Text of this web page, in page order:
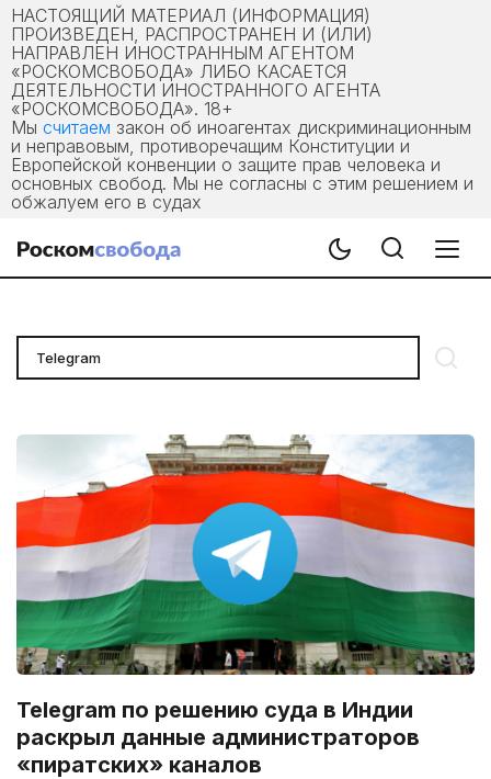
НАСТОЯЩИЙ МАТЕРИАЛ (ИНФОРМАЦИЯ)
ПРОИЗВЕДЕН, РАСПРОСТРАНЕН И (ИЛИ)
НАПРАВЛЕН ИНОСТРАННЫМ АГЕНТОМ
«РОСКОМСВОБОДА» ЛИБО КАСАЕТСЯ
ДЕЯТЕЛЬНОСТИ ИНОСТРАННОГО АГЕНТА
«РОСКОМСВОБОДА». 18+
Мы считаем закон об иноагентах дискриминационным
и неправовым, противоречащим Конституции и
Европейской конвенции о защите прав человека и
основных свобод. Мы не согласны с этим решением и
обжалуем его в судах
Telegram по решению суда в Индии
раскрыл данные администраторов
«пиратских» каналов